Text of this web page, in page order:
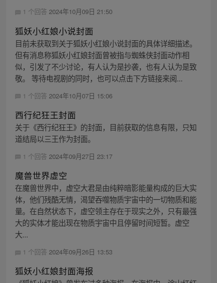
1 个回答 2024年10月09日 21:50
狐妖小红娘小说封面
目前未获取到关于狐妖小红娘小说封面的具体详细描述。
但有消息称狐妖小红娘封面曾被指与蜘蛛侠封面动作相
似，引发了不少讨论，有人认为是抄袭，也有人认为是致
敬。 等待电视剧的同时，也可以点击下方链接来阅...
1 个回答 2024年10月07日 15:06
西行纪狂王封面
关于《西行纪狂王》的封面，目前获取的信息有限，只知
道结局以三王作为封面。
1 个回答 2024年09月27日 23:17
魔兽世界虚空
在魔兽世界中，虚空大君是由纯粹暗影能量构成的巨大实
体，他们残酷无情，渴望吞噬物质宇宙中的一切物质和能
量。在自然状态下，虚空领主存在于现实之外，只有最强
大的实体才能出现在物质宇宙中且停留时间短暂。虚空
大...
1 个回答 2024年09月26日 13:53
狐妖小红娘封面海报